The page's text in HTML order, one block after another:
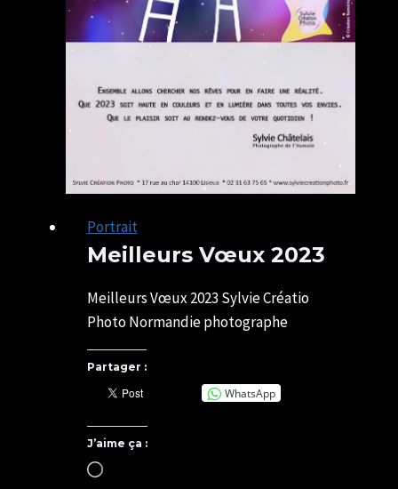
Portrait
Meilleurs Vœux 2023
CHATELAIS
Meilleurs Vœux 2023 Sylvie Créatio
Photo Normandie photographe
Partager :
WhatsApp
J’aime ça :
Chargement…